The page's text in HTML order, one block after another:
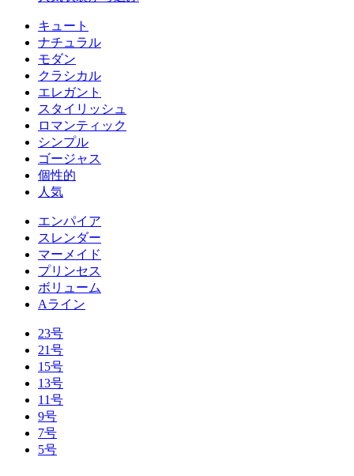
キュート
ナチュラル
モダン
クラシカル
エレガント
スタイリッシュ
ロマンティック
シンプル
ゴージャス
個性的
人気
エンパイア
スレンダー
マーメイド
プリンセス
ボリューム
Aライン
23号
21号
15号
13号
11号
9号
7号
5号